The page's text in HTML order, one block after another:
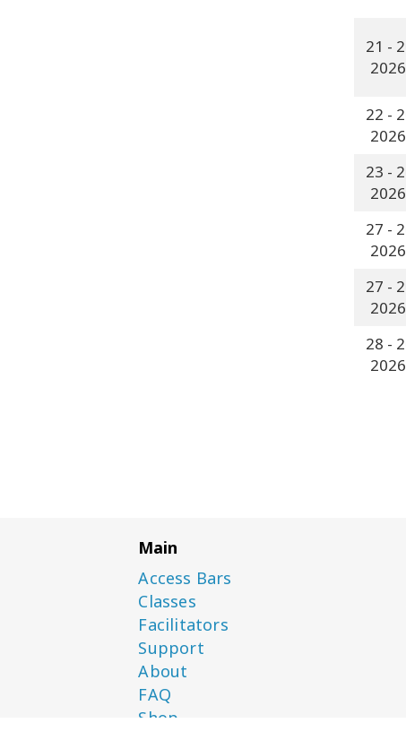
-
-
-
-
-
-
Main
Access Bars
Classes
Facilitators
Support
About
FAQ
Shop